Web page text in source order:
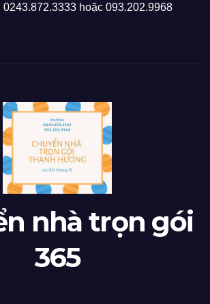
hoặc 093.202.9968
nhà trọn gói
365